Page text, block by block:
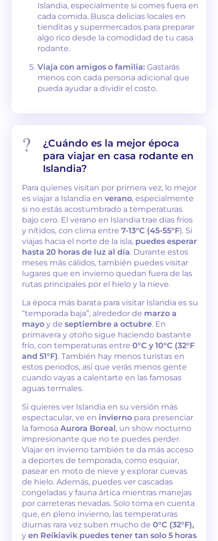
Islandia, especialmente si comes fuera en
cada comida. Busca delicias locales en
tienditas y supermercados para preparar
algo rico desde la comodidad de tu casa
rodante.
Viaja con amigos o familia: Gastarás
menos con cada persona adicional que
pueda ayudar a dividir el costo.
¿Cuándo es la mejor época
para viajar en casa rodante en
Islandia?
Para quienes visitan por primera vez, lo mejor
es viajar a Islandia en verano, especialmente
si no estás acostumbrado a temperaturas
bajo cero. El verano en Islandia trae días fríos
y nítidos, con clima entre 7-13°C (45-55°F). Si
viajas hacia el norte de la isla, puedes esperar
hasta 20 horas de luz al día. Durante estos
meses más cálidos, también puedes visitar
lugares que en invierno quedan fuera de las
rutas principales por el hielo y la nieve.
La época más barata para visitar Islandia es su
“temporada baja”, alrededor de marzo a
mayo y de septiembre a octubre. En
primavera y otoño sigue haciendo bastante
frío, con temperaturas entre 0°C y 10°C (32°F
and 51°F). También hay menos turistas en
estos periodos, así que verás menos gente
cuando vayas a calentarte en las famosas
aguas termales.
Si quieres ver Islandia en su versión más
espectacular, ve en invierno para presenciar
la famosa Aurora Boreal, un show nocturno
impresionante que no te puedes perder.
Viajar en invierno también te da más acceso
a deportes de temporada, como esquiar,
pasear en moto de nieve y explorar cuevas
de hielo. Además, puedes ver cascadas
congeladas y fauna ártica mientras manejas
por carreteras nevadas. Solo toma en cuenta
que, en pleno invierno, las temperaturas
diurnas rara vez suben mucho de 0°C (32°F),
y en Reikiavik puedes tener tan solo 5 horas